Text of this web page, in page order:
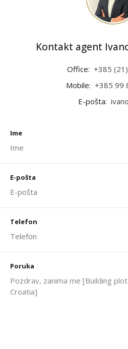
Kontakt agent
Office: +385
Mobile: +385 99
E-pošta:
Ime
E-pošta
Telefon
Poruka